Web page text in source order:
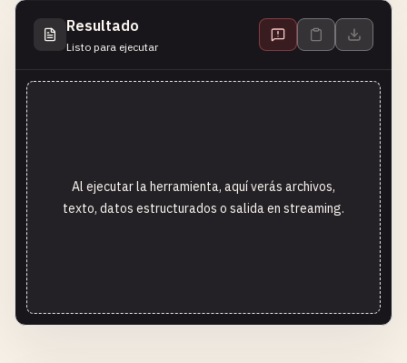
Resultado
Listo para ejecutar
Al ejecutar la herramienta, aquí verás archivos,
texto, datos estructurados o salida en streaming.